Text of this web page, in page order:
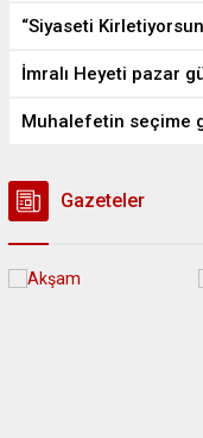
“Siyaseti
Gazeteler